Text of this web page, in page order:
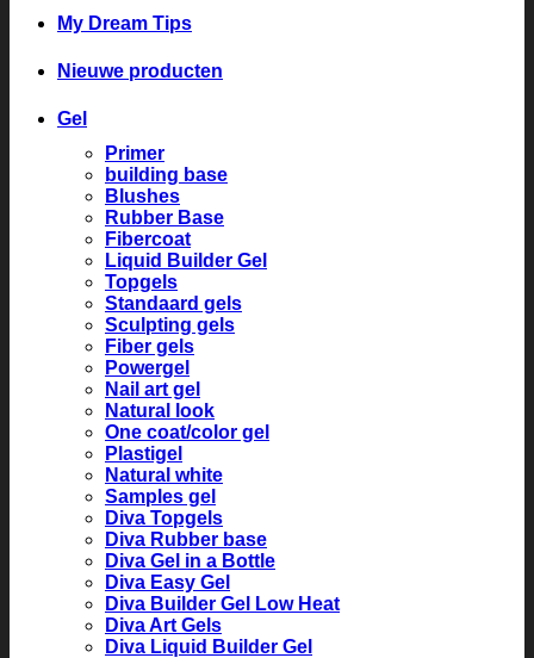
My Dream Tips
Nieuwe producten
Gel
Primer
building base
Blushes
Rubber Base
Fibercoat
Liquid Builder Gel
Topgels
Standaard gels
Sculpting gels
Fiber gels
Powergel
Nail art gel
Natural look
One coat/color gel
Plastigel
Natural white
Samples gel
Diva Topgels
Diva Rubber base
Diva Gel in a Bottle
Diva Easy Gel
Diva Builder Gel Low Heat
Diva Art Gels
Diva Liquid Builder Gel